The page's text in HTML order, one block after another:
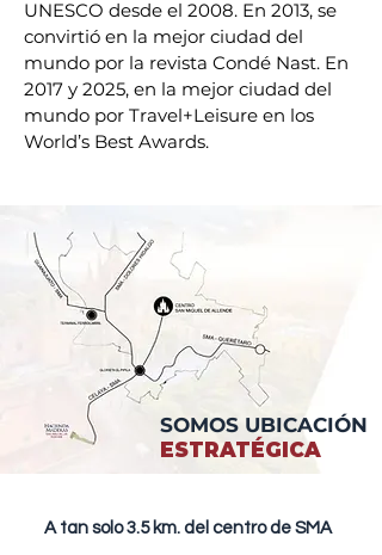
UNESCO desde el 2008. En 2013, se
convirtió en la mejor ciudad del
mundo por la revista Condé Nast. En
2017 y 2025, en la mejor ciudad del
mundo por Travel+Leisure en los
World’s Best Awards.
SOMOS UBICACIÓN
ESTRATÉGICA
A tan solo 3.5 km. del centro de SMA